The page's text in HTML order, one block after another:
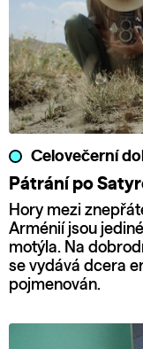
Celovečerní
Pátrání po
Hory mezi
Arménií jsou
motýla. Na
se vydává dcera
pojmenován.